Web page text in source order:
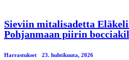
Sieviin mitalisadetta
Pohjanmaan piirin
Harrastukset 23. huhtikuuta, 2026